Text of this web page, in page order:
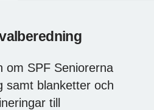
om SPF Seniorerna
samt blanketter och
till